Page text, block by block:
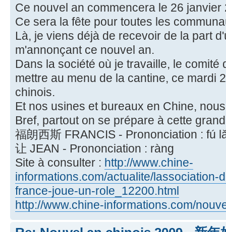
Ce nouvel an commencera le 26 janvier
Ce sera la fête pour toutes les
Là, je viens déjà de recevoir de la part
m'annonçant ce nouvel an.
Dans la société où je travaille, le comité
mettre au menu de la cantine, ce mardi
chinois.
Et nos usines et bureaux en Chine,
Bref, partout on se prépare à cette
福朗西斯 FRANCIS - Prononciation : fú
让 JEAN - Prononciation : ràng
Site à consulter : http://www.chine-
informations.com/actualite/lassociation-
france-joue-un-role_12200.html
http://www.chine-informations.com/